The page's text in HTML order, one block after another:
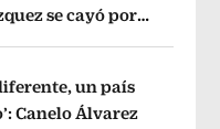
se cayó por
Opens in new
un país
Canelo Álvarez